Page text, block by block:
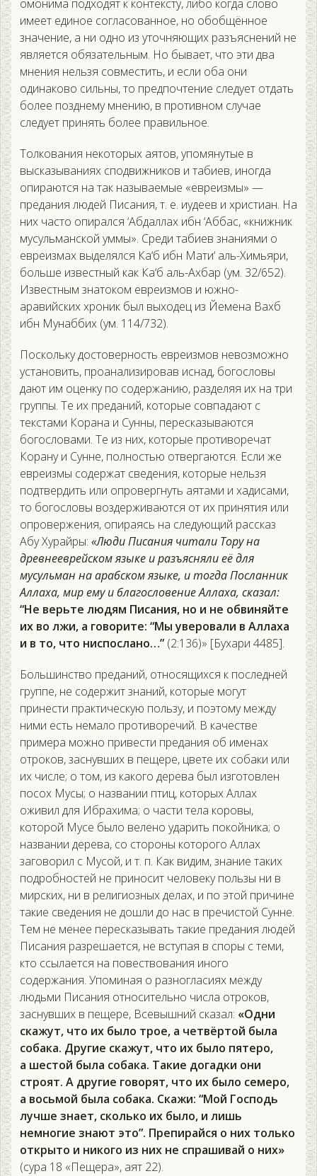
омонима подходят к контексту, либо когда слово
имеет единое согласованное, но обобщённое
значение, а ни одно из уточняющих разъяснений не
является обязательным. Но бывает, что эти два
мнения нельзя совместить, и если оба они
одинаково сильны, то предпочтение следует отдать
более позднему мнению, в противном случае
следует принять более правильное.
Толкования некоторых аятов, упомянутые в
высказываниях сподвижников и табиев, иногда
опираются на так называемые «евреизмы» —
предания людей Писания, т. е. иудеев и христиан. На
них часто опирался ‘Абдаллах ибн ‘Аббас, «книжник
мусульманской уммы». Среди табиев знаниями о
евреизмах выделялся Ка‘б ибн Мати‘ аль-Химьяри,
больше известный как Ка‘б аль-Ахбар (ум. 32/652).
Известным знатоком евреизмов и южно-
аравийских хроник был выходец из Йемена Вахб
ибн Мунаббих (ум. 114/732).
Поскольку достоверность евреизмов невозможно
установить, проанализировав иснад, богословы
дают им оценку по содержанию, разделяя их на три
группы. Те их преданий, которые совпадают с
текстами Корана и Сунны, пересказываются
богословами. Те из них, которые противоречат
Корану и Сунне, полностью отвергаются. Если же
евреизмы содержат сведения, которые нельзя
подтвердить или опровергнуть аятами и хадисами,
то богословы воздерживаются от их принятия или
опровержения, опираясь на следующий рассказ
Абу Хурайры: «Люди Писания читали Тору на
древнееврейском языке и разъясняли её для
мусульман на арабском языке, и тогда Посланник
Аллаха, мир ему и благословение Аллаха, сказал:
“Не верьте людям Писания, но и не обвиняйте
их во лжи, а говорите: “Мы уверовали в Аллаха
и в то, что ниспослано…” (2:136)» [Бухари 4485].
Большинство преданий, относящихся к последней
группе, не содержит знаний, которые могут
принести практическую пользу, и поэтому между
ними есть немало противоречий. В качестве
примера можно привести предания об именах
отроков, заснувших в пещере, цвете их собаки или
их числе; о том, из какого дерева был изготовлен
посох Мусы; о названии птиц, которых Аллах
оживил для Ибрахима; о части тела коровы,
которой Мусе было велено ударить покойника; о
названии дерева, со стороны которого Аллах
заговорил с Мусой, и т. п. Как видим, знание таких
подробностей не приносит человеку пользы ни в
мирских, ни в религиозных делах, и по этой причине
такие сведения не дошли до нас в пречистой Сунне.
Тем не менее пересказывать такие предания людей
Писания разрешается, не вступая в споры с теми,
кто ссылается на повествования иного
содержания. Упоминая о разногласиях между
людьми Писания относительно числа отроков,
заснувших в пещере, Всевышний сказал: «Одни
скажут, что их было трое, а четвёртой была
собака. Другие скажут, что их было пятеро,
а шестой была собака. Такие догадки они
строят. А другие говорят, что их было семеро,
а восьмой была собака. Скажи: “Мой Господь
лучше знает, сколько их было, и лишь
немногие знают это”. Препирайся о них только
открыто и никого из них не спрашивай о них»
(сура 18 «Пещера», аят 22).